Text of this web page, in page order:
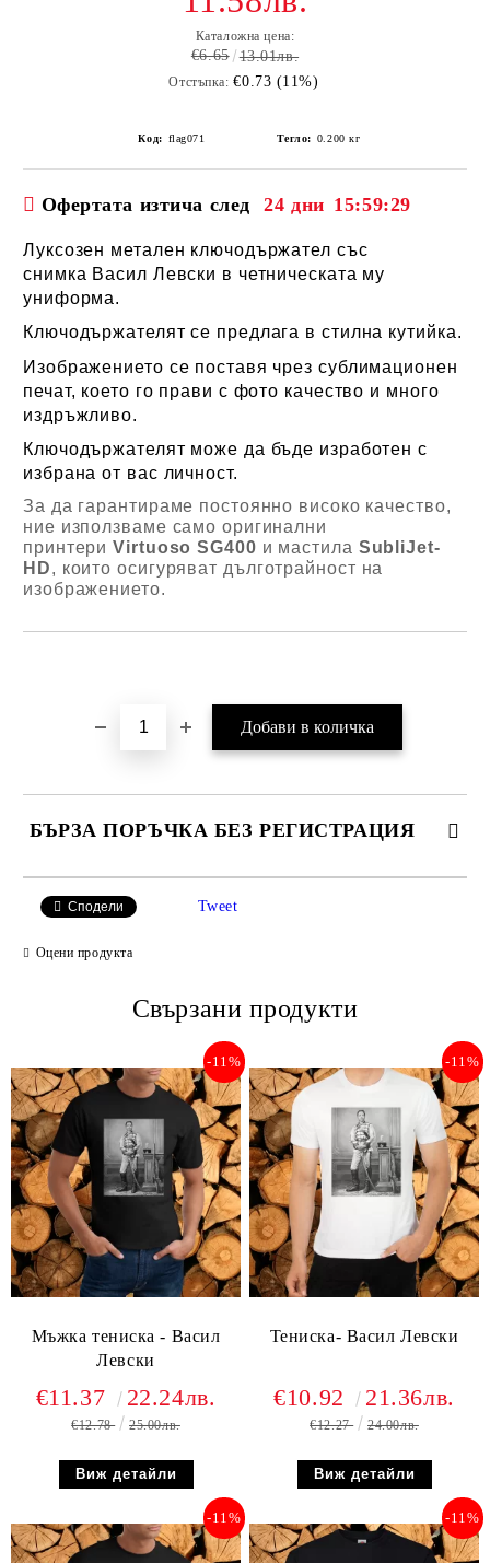
Каталожна цена:
€6.65 13.01лв.
Отстъпка: €0.73 (11%)
Код: flag071 Тегло: 0.200 кг
Офертата изтича след 24 дни 15:59:28
Луксозен метален ключодържател със
снимка Васил Левски в четническата му
униформа.
Ключодържателят се предлага в стилна кутийка.
Изображението се поставя чрез сублимационен
печат, което го прави с фото качество и много
издръжливо.
Ключодържателят може да бъде изработен с
избрана от вас личност.
За да гарантираме постоянно високо качество,
ние използваме само оригинални
принтериVirtuoso SG400 и мастила SubliJet-
HD, които осигуряват дълготрайност на
изображението.
БЪРЗА ПОРЪЧКА БЕЗ РЕГИСТРАЦИЯ
Съгласен съм сПолитиката за лични данни
Сподели Tweet
Оцени продукта
Свързани продукти
Мъжка тениска - Васил
Левски
-11%
€11.37 22.24лв.
€12.78 25.00лв.
Виж детайли
Тениска- Васил Левски
-11%
€10.92 21.36лв.
€12.27 24.00лв.
Виж детайли
-11% -11%